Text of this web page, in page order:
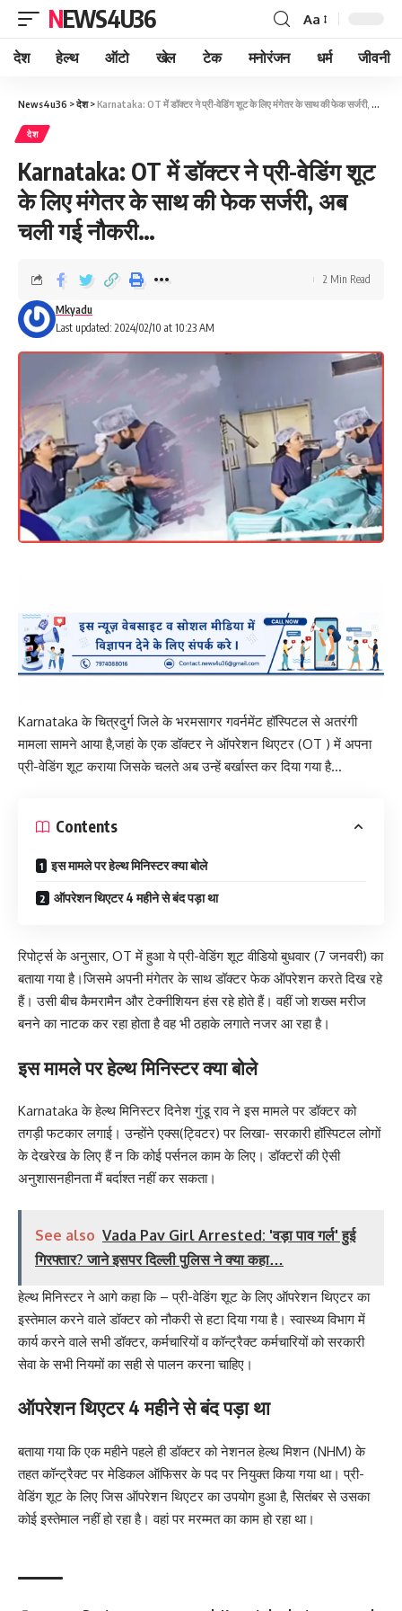
NEWS4U36 Aa
देश हेल्थ ऑटो खेल टेक मनोरंजन धर्म जीवनी
News4u36 >देश>Karnataka: OT में डॉक्टर ने प्री-वेडिंग शूट के लिए मंगेतर के साथ की फेक सर्जरी, अब चली गई नौकरी…
देश
Karnataka: OT में डॉक्टर ने प्री-वेडिंग शूट
के लिए मंगेतर के साथ की फेक सर्जरी, अब
चली गई नौकरी…
Last updated: 2024/02/10 at 10:23 AM
Mkyadu
2 Min Read
Karnataka के चित्रदुर्ग जिले के भरमसागर गवर्नमेंट हॉस्पिटल से अतरंगी
मामला सामने आया है,जहां के एक डॉक्टर ने ऑपरेशन थिएटर (OT ) में अपना
प्री-वेडिंग शूट कराया जिसके चलते अब उन्हें बर्खास्त कर दिया गया है…
Contents
इस मामले पर हेल्थ मिनिस्टर क्या बोले
ऑपरेशन थिएटर 4 महीने से बंद पड़ा था
रिपोर्ट्स के अनुसार, OT में हुआ ये प्री-वेडिंग शूट वीडियो बुधवार (7 जनवरी) का
बताया गया है।जिसमे अपनी मंगेतर के साथ डॉक्टर फेक ऑपरेशन करते दिख रहे
हैं। उसी बीच कैमरामैन और टेक्नीशियन हंस रहे होते हैं। वहीं जो शख्स मरीज
बनने का नाटक कर रहा होता है वह भी ठहाके लगाते नजर आ रहा है।
इस मामले पर हेल्थ मिनिस्टर क्या बोले
Karnataka के हेल्थ मिनिस्टर दिनेश गुंडू राव ने इस मामले पर डॉक्टर को
तगड़ी फटकार लगाई। उन्होंने एक्स(ट्विटर) पर लिखा- सरकारी हॉस्पिटल लोगों
के देखरेख के लिए हैं न कि कोई पर्सनल काम के लिए। डॉक्टरों की ऐसी
अनुशासनहीनता मैं बर्दाश्त नहीं कर सकता।
See also Vada Pav Girl Arrested: 'वड़ा पाव गर्ल' हुई
गिरफ्तार? जाने इसपर दिल्ली पुलिस ने क्या कहा…
हेल्थ मिनिस्टर ने आगे कहा कि – प्री-वेडिंग शूट के लिए ऑपरेशन थिएटर का
इस्तेमाल करने वाले डॉक्टर को नौकरी से हटा दिया गया है। स्वास्थ्य विभाग में
कार्य करने वाले सभी डॉक्टर, कर्मचारियों व कॉन्ट्रैक्ट कर्मचारियों को सरकारी
सेवा के सभी नियमों का सही से पालन करना चाहिए।
ऑपरेशन थिएटर 4 महीने से बंद पड़ा था
बताया गया कि एक महीने पहले ही डॉक्टर को नेशनल हेल्थ मिशन (NHM) के
तहत कॉन्ट्रैक्ट पर मेडिकल ऑफिसर के पद पर नियुक्त किया गया था। प्री-
वेडिंग शूट के लिए जिस ऑपरेशन थिएटर का उपयोग हुआ है, सितंबर से उसका
कोई इस्तेमाल नहीं हो रहा है। वहां पर मरम्मत का काम हो रहा था।